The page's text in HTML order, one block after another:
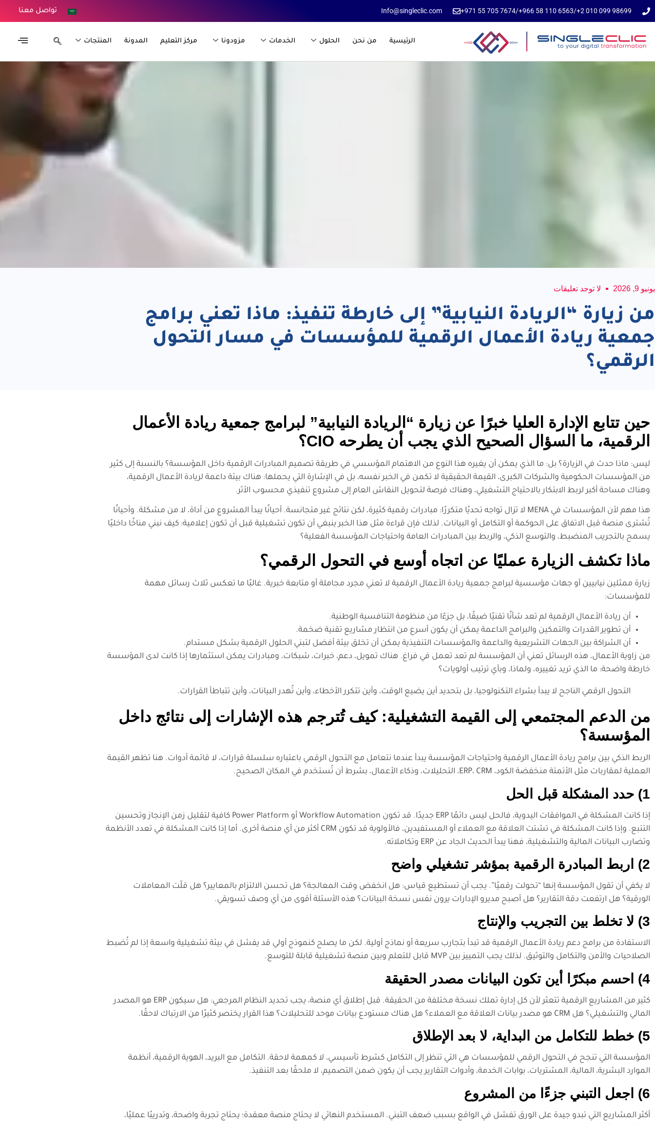
/
⁦+971 55 705 7674⁩
Info@singleclic.com تواصل معنا
الرئيسية من نحن الحلول الخدمات مزودونا مركز التعليم المدونة المنتجات
يونيو 9, 2026 لا توجد تعليقات
من زيارة “الريادة النيابية” إلى خارطة تنفيذ: ماذا تعني برامج
جمعية ريادة الأعمال الرقمية للمؤسسات في مسار التحول
الرقمي؟
حين تتابع الإدارة العليا خبرًا عن زيارة “الريادة النيابية” لبرامج جمعية ريادة الأعمال
الرقمية، ما السؤال الصحيح الذي يجب أن يطرحه CIO؟
ليس: ماذا حدث في الزيارة؟ بل: ما الذي يمكن أن يغيره هذا النوع من الاهتمام المؤسسي في طريقة تصميم المبادرات الرقمية داخل المؤسسة؟ بالنسبة إلى كثير
من المؤسسات الحكومية والشركات الكبرى، القيمة الحقيقية لا تكمن في الخبر نفسه، بل في الإشارة التي يحملها: هناك بيئة داعمة لريادة الأعمال الرقمية،
وهناك مساحة أكبر لربط الابتكار بالاحتياج التشغيلي، وهناك فرصة لتحويل النقاش العام إلى مشروع تنفيذي محسوب الأثر.
هذا مهم لأن المؤسسات في MENA لا تزال تواجه تحديًا متكررًا: مبادرات رقمية كثيرة، لكن نتائج غير متجانسة. أحيانًا يبدأ المشروع من أداة، لا من مشكلة. وأحيانًا
تُشترى منصة قبل الاتفاق على الحوكمة أو التكامل أو البيانات. لذلك فإن قراءة مثل هذا الخبر ينبغي أن تكون تشغيلية قبل أن تكون إعلامية: كيف نبني مناخًا داخليًا
يسمح بالتجريب المنضبط، والتوسع الذكي، والربط بين المبادرات العامة واحتياجات المؤسسة الفعلية؟
ماذا تكشف الزيارة عمليًا عن اتجاه أوسع في التحول الرقمي؟
زيارة ممثلين نيابيين أو جهات مؤسسية لبرامج جمعية ريادة الأعمال الرقمية لا تعني مجرد مجاملة أو متابعة خبرية. غالبًا ما تعكس ثلاث رسائل مهمة
للمؤسسات:
أن ريادة الأعمال الرقمية لم تعد شأنًا تقنيًا ضيقًا، بل جزءًا من منظومة التنافسية الوطنية.
أن تطوير القدرات والتمكين والبرامج الداعمة يمكن أن يكون أسرع من انتظار مشاريع تقنية ضخمة.
أن الشراكة بين الجهات التشريعية والداعمة والمؤسسات التنفيذية يمكن أن تخلق بيئة أفضل لتبني الحلول الرقمية بشكل مستدام.
من زاوية الأعمال، هذه الرسائل تعني أن المؤسسة لم تعد تعمل في فراغ. هناك تمويل، دعم، خبرات، شبكات، ومبادرات يمكن استثمارها إذا كانت لدى المؤسسة
خارطة واضحة: ما الذي تريد تغييره، ولماذا، وبأي ترتيب أولويات؟
التحول الرقمي الناجح لا يبدأ بشراء التكنولوجيا، بل بتحديد أين يضيع الوقت، وأين تتكرر الأخطاء، وأين تُهدر البيانات، وأين تتباطأ القرارات.
من الدعم المجتمعي إلى القيمة التشغيلية: كيف تُترجم هذه الإشارات إلى نتائج داخل
المؤسسة؟
الربط الذكي بين برامج ريادة الأعمال الرقمية واحتياجات المؤسسة يبدأ عندما نتعامل مع التحول الرقمي باعتباره سلسلة قرارات، لا قائمة أدوات. هنا تظهر القيمة
العملية لمقاربات مثل الأتمتة منخفضة الكود، ERP، CRM، التحليلات، وذكاء الأعمال، بشرط أن تُستخدم في المكان الصحيح.
1) حدد المشكلة قبل الحل
إذا كانت المشكلة في الموافقات اليدوية، فالحل ليس دائمًا ERP جديدًا. قد تكون Workflow Automation أو Power Platform كافية لتقليل زمن الإنجاز وتحسين
التتبع. وإذا كانت المشكلة في تشتت العلاقة مع العملاء أو المستفيدين، فالأولوية قد تكون CRM أكثر من أي منصة أخرى. أما إذا كانت المشكلة في تعدد الأنظمة
وتضارب البيانات المالية والتشغيلية، فهنا يبدأ الحديث الجاد عن ERP وتكاملاته.
2) اربط المبادرة الرقمية بمؤشر تشغيلي واضح
لا يكفي أن تقول المؤسسة إنها “تحولت رقميًا”. يجب أن تستطيع قياس: هل انخفض وقت المعالجة؟ هل تحسن الالتزام بالمعايير؟ هل قلّت المعاملات
الورقية؟ هل ارتفعت دقة التقارير؟ هل أصبح مديرو الإدارات يرون نفس نسخة البيانات؟ هذه الأسئلة أقوى من أي وصف تسويقي.
3) لا تخلط بين التجريب والإنتاج
الاستفادة من برامج دعم ريادة الأعمال الرقمية قد تبدأ بتجارب سريعة أو نماذج أولية. لكن ما يصلح كنموذج أولي قد يفشل في بيئة تشغيلية واسعة إذا لم تُضبط
الصلاحيات والأمن والتكامل والتوثيق. لذلك يجب التمييز بين MVP قابل للتعلم وبين منصة تشغيلية قابلة للتوسع.
4) احسم مبكرًا أين تكون البيانات مصدر الحقيقة
كثير من المشاريع الرقمية تتعثر لأن كل إدارة تملك نسخة مختلفة من الحقيقة. قبل إطلاق أي منصة، يجب تحديد النظام المرجعي: هل سيكون ERP هو المصدر
المالي والتشغيلي؟ هل CRM هو مصدر بيانات العلاقة مع العملاء؟ هل هناك مستودع بيانات موحد للتحليلات؟ هذا القرار يختصر كثيرًا من الارتباك لاحقًا.
5) خطط للتكامل من البداية، لا بعد الإطلاق
المؤسسة التي تنجح في التحول الرقمي للمؤسسات هي التي تنظر إلى التكامل كشرط تأسيسي، لا كمهمة لاحقة. التكامل مع البريد، الهوية الرقمية، أنظمة
الموارد البشرية، المالية، المشتريات، بوابات الخدمة، وأدوات التقارير يجب أن يكون ضمن التصميم، لا ملحقًا بعد التنفيذ.
6) اجعل التبني جزءًا من المشروع
أكثر المشاريع التي تبدو جيدة على الورق تفشل في الواقع بسبب ضعف التبني. المستخدم النهائي لا يحتاج منصة معقدة؛ يحتاج تجربة واضحة، وتدريبًا عمليًا،